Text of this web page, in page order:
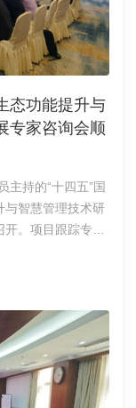
工作成效推动中
警示教育，聚焦
行了监督检查，
支部2026年4月1
态功能提升与
专家咨询会顺
主持的“十四五”国
与智慧管理技术研
。项目跟踪专家
科学院地理科学
何兴元研究员、
学孙书存教授莅
境处副处长刘荣
校长段兴武出席
全程参加会议。